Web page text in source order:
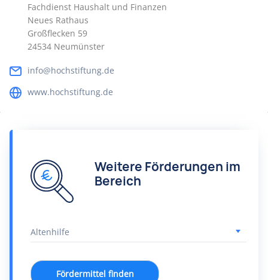
Fachdienst Haushalt und Finanzen
Neues Rathaus
Großflecken 59
24534 Neumünster
info@hochstiftung.de
www.hochstiftung.de
Weitere Förderungen im
Bereich
Fördermittel finden